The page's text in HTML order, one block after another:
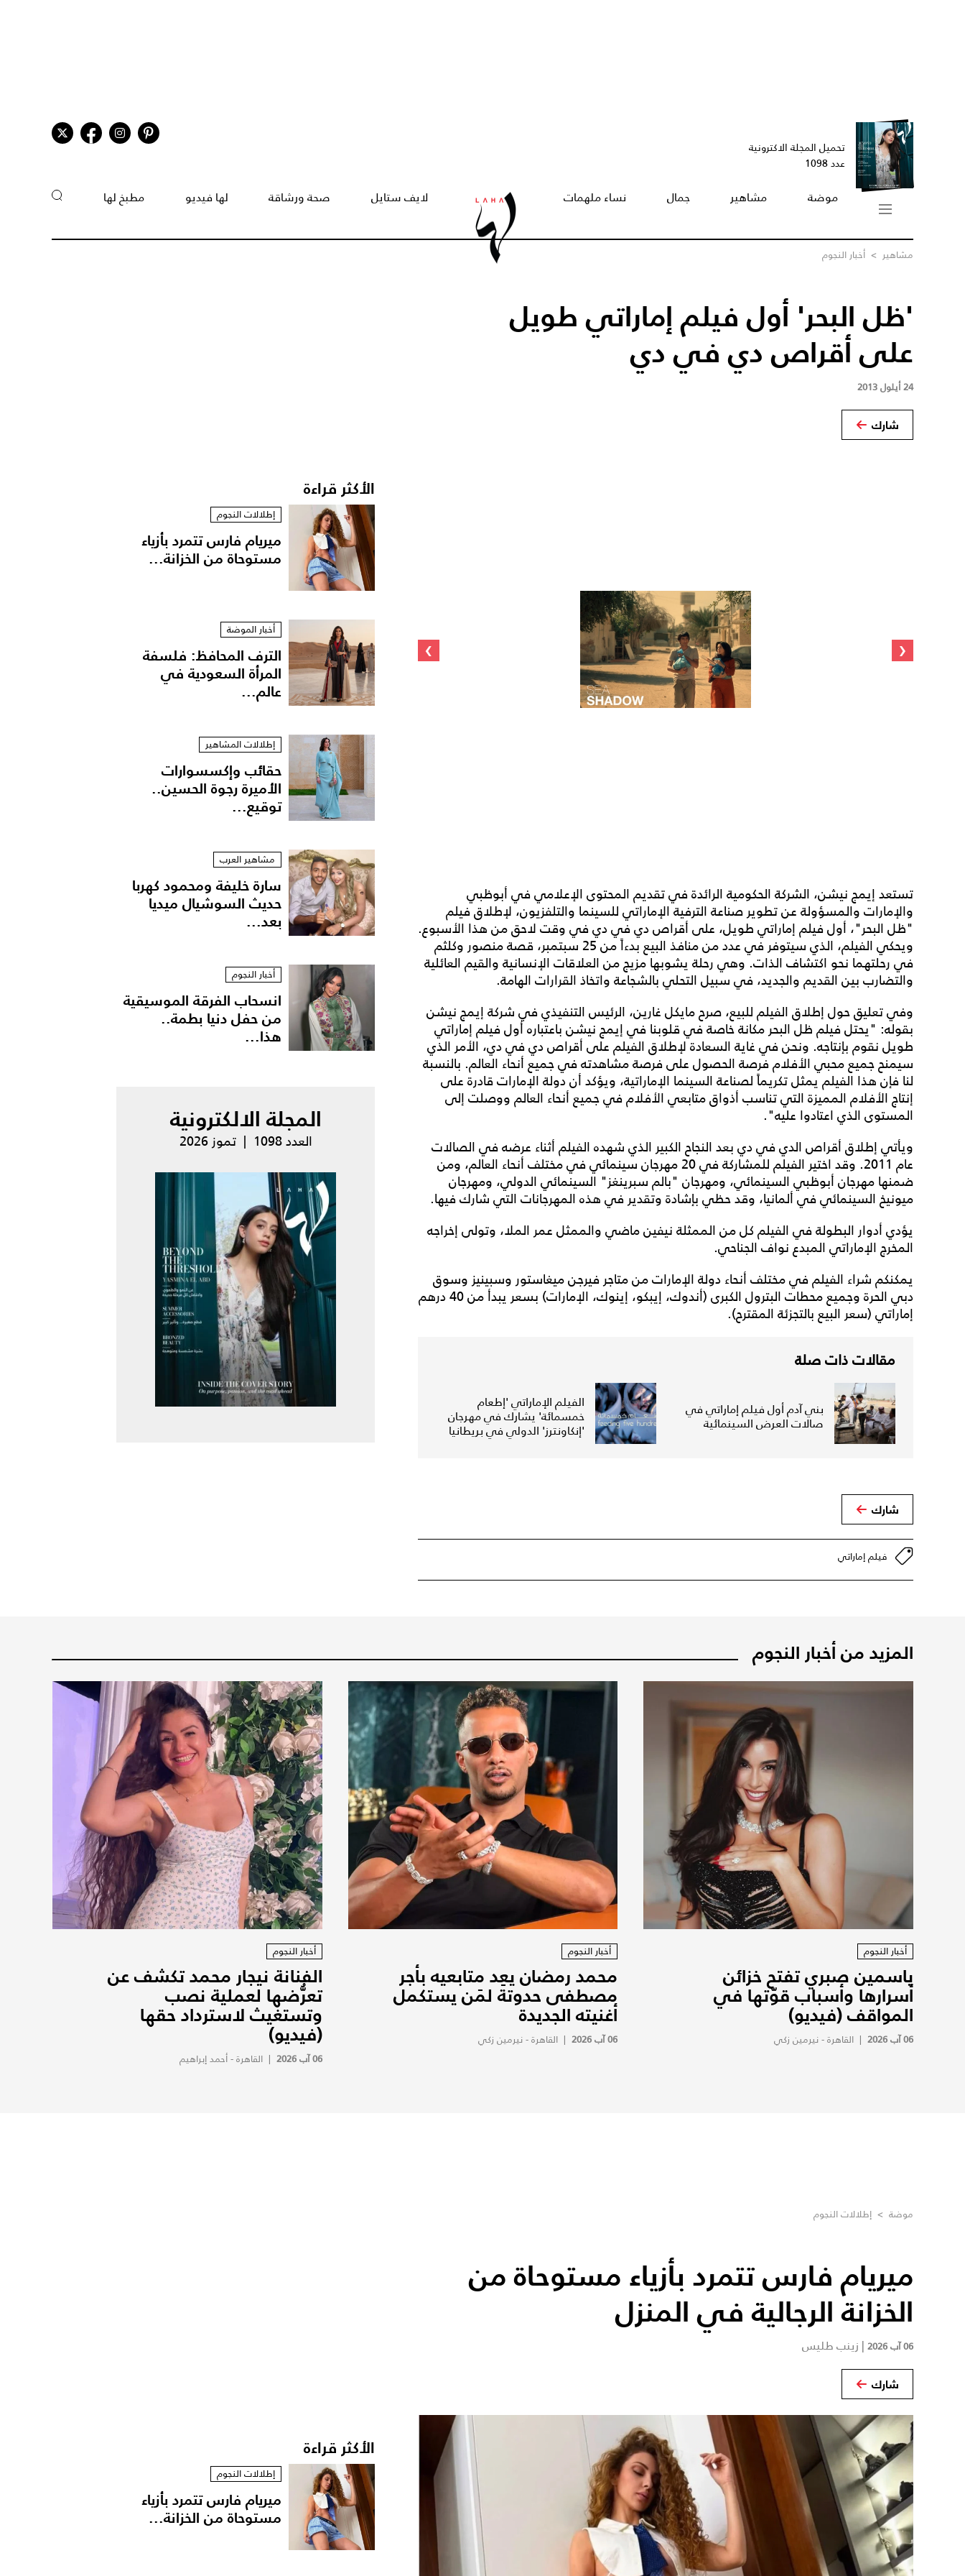
تحميل المجلة الاكترونية
عدد 1098
موضة مشاهير جمال نساء ملهمات لايف ستايل صحة ورشاقة لها فيديو مطبخ لها
مشاهير > أخبار النجوم
'ظل البحر' أول فيلم إماراتي طويل
على أقراص دي في دي
24 أيلول 2013
شارك
‹
›
تستعد إيمج نيشن، الشركة الحكومية الرائدة في تقديم المحتوى الإعلامي في أبوظبي
والإمارات والمسؤولة عن تطوير صناعة الترفية الإماراتي للسينما والتلفزيون، لإطلاق فيلم
"ظل البحر"، أول فيلم إماراتي طويل، على أقراص دي في دي في وقت لاحق من هذا الأسبوع.
ويحكي الفيلم، الذي سيتوفر في عدد من منافذ البيع بدءاً من 25 سبتمبر، قصة منصور وكلثم
في رحلتهما نحو اكتشاف الذات. وهي رحلة يشوبها مزيج من العلاقات الإنسانية والقيم العائلية
والتضارب بين القديم والجديد، في سبيل التحلي بالشجاعة واتخاذ القرارات الهامة.
وفي تعليق حول إطلاق الفيلم للبيع، صرح مايكل غارين، الرئيس التنفيذي في شركة إيمج نيشن
بقوله: "يحتل فيلم ظل البحر مكانة خاصة في قلوبنا في إيمج نيشن باعتباره أول فيلم إماراتي
طويل نقوم بإنتاجه. ونحن في غاية السعادة لإطلاق الفيلم على أقراص دي في دي، الأمر الذي
سيمنح جميع محبي الأفلام فرصة الحصول على فرصة مشاهدته في جميع أنحاء العالم. بالنسبة
لنا فإن هذا الفيلم يمثل تكريماً لصناعة السينما الإماراتية، ويؤكد أن دولة الإمارات قادرة على
إنتاج الأفلام المميزة التي تناسب أذواق متابعي الأفلام في جميع أنحاء العالم ووصلت إلى
المستوى الذي اعتادوا عليه".
ويأتي إطلاق أقراص الدي في دي بعد النجاح الكبير الذي شهده الفيلم أثناء عرضه في الصالات
عام 2011. وقد اختير الفيلم للمشاركة في 20 مهرجان سينمائي في مختلف أنحاء العالم، ومن
ضمنها مهرجان أبوظبي السينمائي، ومهرجان "بالم سبرينغز" السينمائي الدولي، ومهرجان
ميونيخ السينمائي في ألمانيا، وقد حظي بإشادة وتقدير في هذه المهرجانات التي شارك فيها.
يؤدي أدوار البطولة في الفيلم كل من الممثلة نيفين ماضي والممثل عمر الملا، وتولى إخراجه
المخرج الإماراتي المبدع نواف الجناحي.
يمكنكم شراء الفيلم في مختلف أنحاء دولة الإمارات من متاجر فيرجن ميغاستور وسبينيز وسوق
دبي الحرة وجميع محطات البترول الكبرى (أندوك، إيبكو، إينوك، الإمارات) بسعر يبدأ من 40 درهم
إماراتي (سعر البيع بالتجزئة المقترح).
مقالات ذات صلة
بني آدم أول فيلم إماراتي في
صالات العرض السينمائية
الفيلم الإماراتي 'إطعام
خمسمائة' يشارك في مهرجان
'إنكاونترز' الدولي في بريطانيا
شارك
فيلم إماراتي
الأكثر قراءة
إطلالات النجوم
ميريام فارس تتمرد بأزياء
مستوحاة من الخزانة...
أخبار الموضة
الترف المحافظ: فلسفة
المرأة السعودية في
عالم...
إطلالات المشاهير
حقائب وإكسسوارات
الأميرة رجوة الحسين..
توقيع...
مشاهير العرب
سارة خليفة ومحمود كهربا
حديث السوشيال ميديا
بعد...
أخبار النجوم
انسحاب الفرقة الموسيقية
من حفل دنيا بطمة..
هذا...
المجلة الالكترونية
العدد 1098 | تموز 2026
المزيد من أخبار النجوم
أخبار النجوم
ياسمين صبري تفتح خزائن
أسرارها وأسباب قوّتها في
المواقف (فيديو)
06 آب 2026 | القاهرة - نيرمين زكي
أخبار النجوم
محمد رمضان يعِد متابعيه بأجر
مصطفى حدوتة لمَن يستكمل
أغنيته الجديدة
06 آب 2026 | القاهرة - نيرمين زكي
أخبار النجوم
الفنانة نيجار محمد تكشف عن
تعرُّضها لعملية نصب
وتستغيث لاسترداد حقها
(فيديو)
06 آب 2026 |القاهرة - أحمد إبراهيم
موضة > إطلالات النجوم
ميريام فارس تتمرد بأزياء مستوحاة من
الخزانة الرجالية في المنزل
06 آب 2026 | زينب طليس
شارك
الأكثر قراءة
إطلالات النجوم
ميريام فارس تتمرد بأزياء
مستوحاة من الخزانة...